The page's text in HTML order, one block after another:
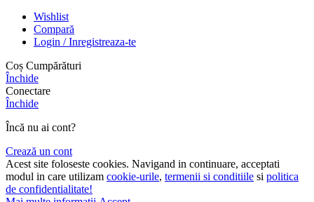
Wishlist
Compară
Login / Inregistreaza-te
Coș Cumpărături
Închide
Conectare
Închide
Încă nu ai cont?
Crează un cont
Acest site foloseste cookies. Navigand in continuare, acceptati
modul in care utilizam cookie-urile, termenii si conditiile si politica
de confidentialitate!